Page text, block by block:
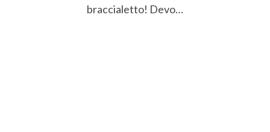
braccialetto! Devo…